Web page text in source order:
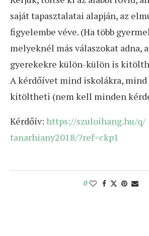
saját tapasztalatai alapján, az
figyelembe véve. (Ha több
melyeknél más válaszokat adna,
gyerekekre külön-külön is
A kérdőívet mind iskolákra, mind
kitöltheti (nem kell minden
Kérdőív: https://szuloihang.hu/q/
tanarhiany2018/?ref=ckp1
0